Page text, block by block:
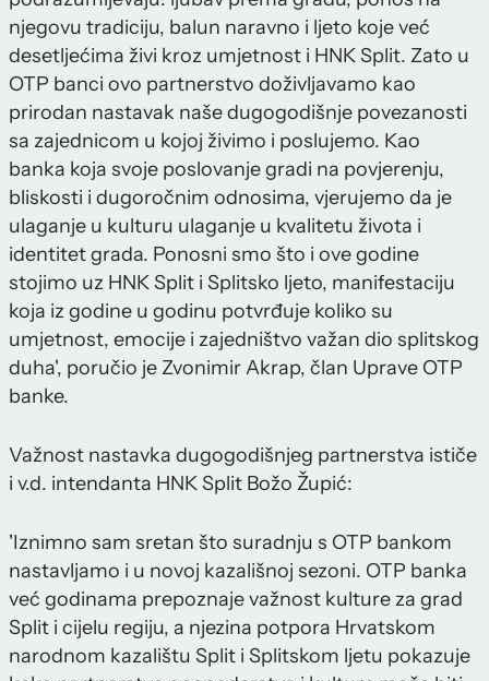
njegovu tradiciju, balun naravno i ljeto koje već
desetljećima živi kroz umjetnost i HNK Split. Zato u
OTP banci ovo partnerstvo doživljavamo kao
prirodan nastavak naše dugogodišnje povezanosti
sa zajednicom u kojoj živimo i poslujemo. Kao
banka koja svoje poslovanje gradi na povjerenju,
bliskosti i dugoročnim odnosima, vjerujemo da je
ulaganje u kulturu ulaganje u kvalitetu života i
identitet grada. Ponosni smo što i ove godine
stojimo uz HNK Split i Splitsko ljeto, manifestaciju
koja iz godine u godinu potvrđuje koliko su
umjetnost, emocije i zajedništvo važan dio splitskog
duha', poručio je Zvonimir Akrap, član Uprave OTP
banke.
Važnost nastavka dugogodišnjeg partnerstva ističe
i v.d. intendanta HNK Split Božo Župić:
'Iznimno sam sretan što suradnju s OTP bankom
nastavljamo i u novoj kazališnoj sezoni. OTP banka
već godinama prepoznaje važnost kulture za grad
Split i cijelu regiju, a njezina potpora Hrvatskom
narodnom kazalištu Split i Splitskom ljetu pokazuje